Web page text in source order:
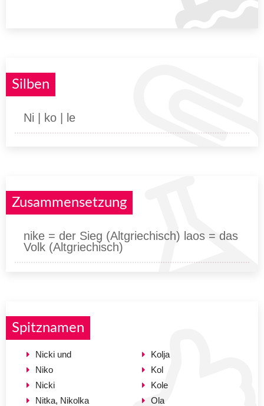
Silben
Ni | ko | le
Zusammensetzung
nike = der Sieg (Altgriechisch) laos = das
Volk (Altgriechisch)
Spitznamen
Nicki und
Niko
Nicki
Nitka, Nikolka
Kolja
Kol
Kole
Ola